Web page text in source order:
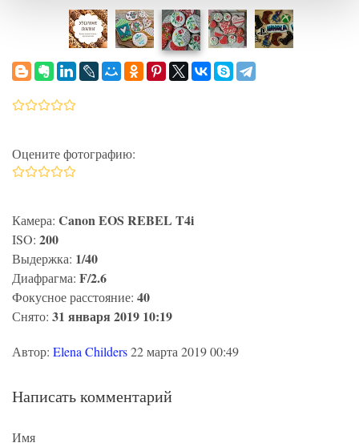
Оцените фотографию:
Камера: Canon EOS REBEL T4i
ISO: 200
Выдержка: 1/40
Диафрагма: F/2.6
Фокусное расстояние: 40
Снято: 31 января 2019 10:19
Автор: Elena Childers22 марта 2019 00:49
Написать комментарий
Имя